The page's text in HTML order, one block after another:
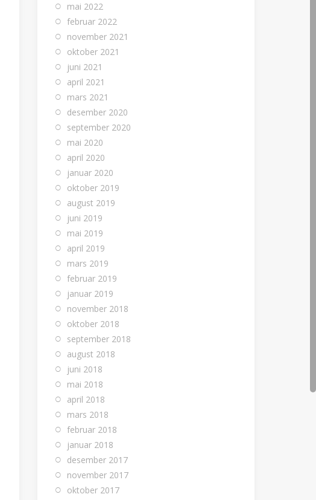
mai 2022
februar 2022
november 2021
oktober 2021
juni 2021
april 2021
mars 2021
desember 2020
september 2020
mai 2020
april 2020
januar 2020
oktober 2019
august 2019
juni 2019
mai 2019
april 2019
mars 2019
februar 2019
januar 2019
november 2018
oktober 2018
september 2018
august 2018
juni 2018
mai 2018
april 2018
mars 2018
februar 2018
januar 2018
desember 2017
november 2017
oktober 2017